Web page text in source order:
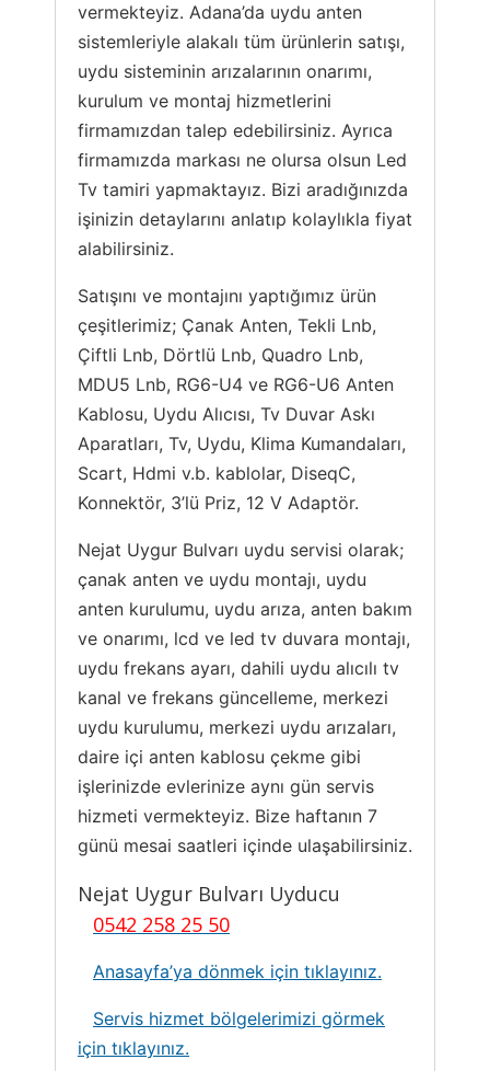
vermekteyiz. Adana’da uydu anten
sistemleriyle alakalı tüm ürünlerin satışı,
uydu sisteminin arızalarının onarımı,
kurulum ve montaj hizmetlerini
firmamızdan talep edebilirsiniz. Ayrıca
firmamızda markası ne olursa olsun Led
Tv tamiri yapmaktayız. Bizi aradığınızda
işinizin detaylarını anlatıp kolaylıkla fiyat
alabilirsiniz.
Satışını ve montajını yaptığımız ürün
çeşitlerimiz; Çanak Anten, Tekli Lnb,
Çiftli Lnb, Dörtlü Lnb, Quadro Lnb,
MDU5 Lnb, RG6-U4 ve RG6-U6 Anten
Kablosu, Uydu Alıcısı, Tv Duvar Askı
Aparatları, Tv, Uydu, Klima Kumandaları,
Scart, Hdmi v.b. kablolar, DiseqC,
Konnektör, 3’lü Priz, 12 V Adaptör.
Nejat Uygur Bulvarı uydu servisi olarak;
çanak anten ve uydu montajı, uydu
anten kurulumu, uydu arıza, anten bakım
ve onarımı, lcd ve led tv duvara montajı,
uydu frekans ayarı, dahili uydu alıcılı tv
kanal ve frekans güncelleme, merkezi
uydu kurulumu, merkezi uydu arızaları,
daire içi anten kablosu çekme gibi
işlerinizde evlerinize aynı gün servis
hizmeti vermekteyiz. Bize haftanın 7
günü mesai saatleri içinde ulaşabilirsiniz.
Nejat Uygur Bulvarı Uyducu
0542 258 25 50
Anasayfa’ya dönmek için tıklayınız.
Servis hizmet bölgelerimizi görmek
için tıklayınız.